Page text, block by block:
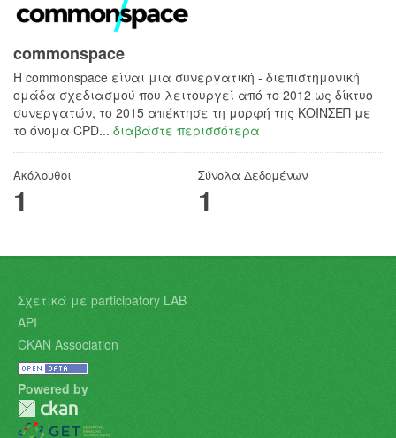
commonspace
H commonspace είναι μια συνεργατική - διεπιστημονική
ομάδα σχεδιασμού που λειτουργεί από το 2012 ως δίκτυο
συνεργατών, το 2015 απέκτησε τη μορφή της ΚΟΙΝΣΕΠ με
το όνομα CPD... διαβάστε περισσότερα
Ακόλουθοι
1
Σύνολα Δεδομένων
1
Σχετικά με participatory LAB
API
CKAN Association
Powered by